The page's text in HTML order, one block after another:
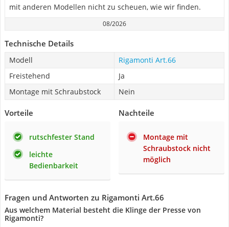
mit anderen Modellen nicht zu scheuen, wie wir finden.
08/2026
Technische Details
Modell
Rigamonti Art.66
Freistehend
Ja
Montage mit Schraubstock
Nein
Vorteile
rutschfester Stand
leichte
Bedienbarkeit
Nachteile
Montage mit
Schraubstock nicht
möglich
Fragen und Antworten zu Rigamonti Art.66
Aus welchem Material besteht die Klinge der Presse von
Rigamonti?